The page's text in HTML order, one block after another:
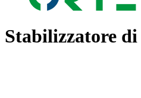
Stabilizzatore